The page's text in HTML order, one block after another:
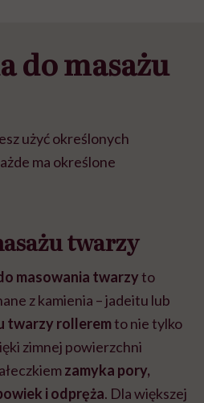
do masażu
użyć określonych
ma określone
twarzy
masowania twarzyto
z kamienia – jadeitu lub
twarzy rolleremto nie tylko
zimnej powierzchni
zamyka pory,
i odpręża. Dla większej